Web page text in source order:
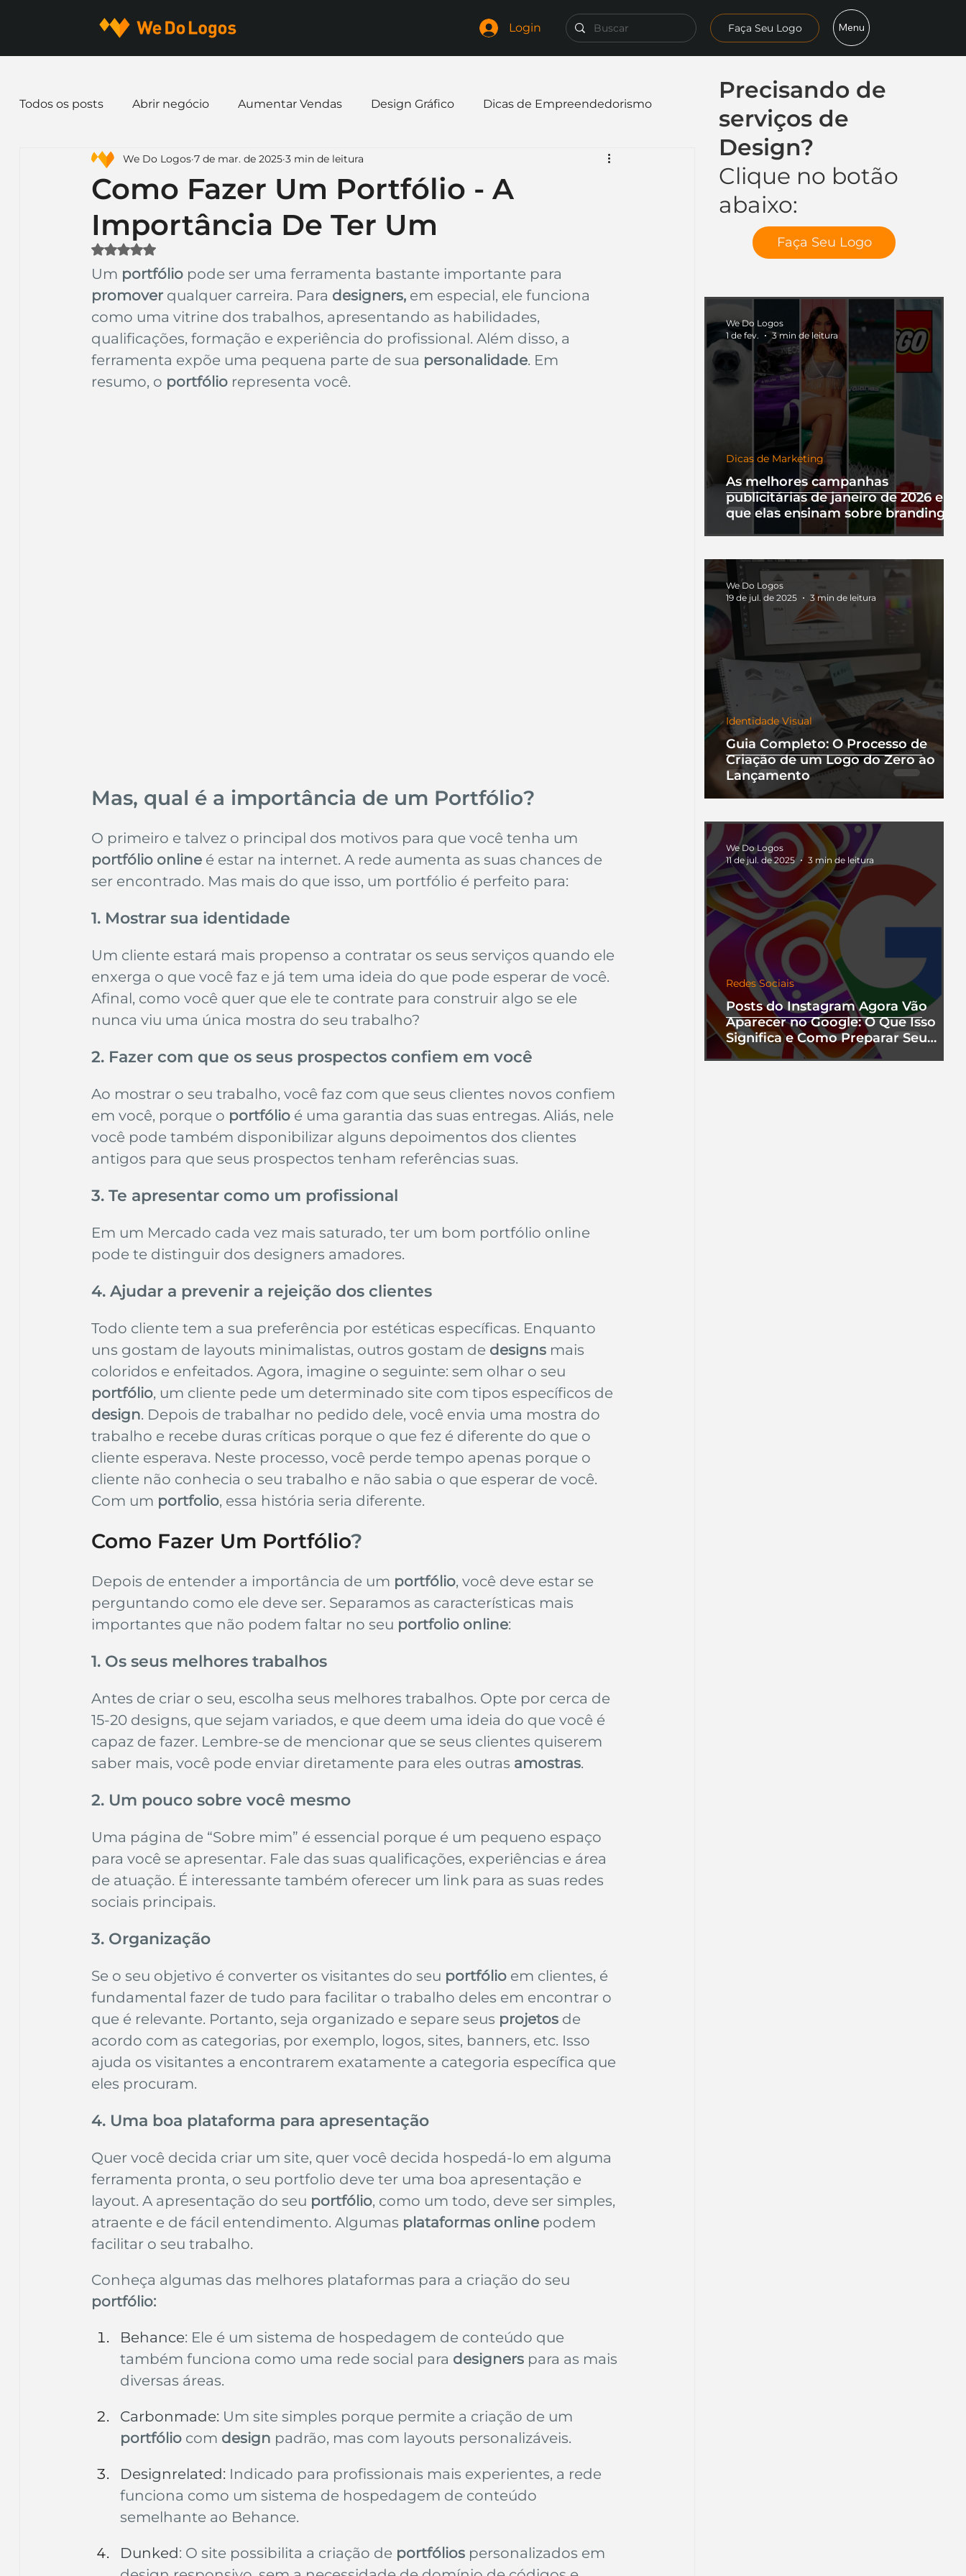
Login Faça Seu Logo Menu
Precisando de
serviços de
Design?
Clique no botão
abaixo:
Faça Seu Logo
As melhores campanhas
publicitárias de janeiro de 2026 e o
que elas ensinam sobre branding
Dicas de Marketing
We Do Logos
1 de fev.
3 min de leitura
Guia Completo: O Processo de
Criação de um Logo do Zero ao
Lançamento
Identidade Visual
We Do Logos
19 de jul. de 2025
3 min de leitura
Posts do Instagram Agora Vão
Aparecer no Google: O Que Isso
Significa e Como Preparar Seu
Perfil
Redes Sociais
We Do Logos
11 de jul. de 2025
3 min de leitura
Todos os posts Abrir negócio Aumentar Vendas Design Gráfico Dicas de Empreendedorismo
Dicas de Marketing Email marketing Expandir negócio
Identidade Visual Marca Nome para Empresa Logo
Ferramentas Mascotes Slogan Papelaria Curiosidades Frases Logotipo
Inteligência Artificial Embalagens nome de empresa Branding
Como Fazer Um Portfólio - A
Importância De Ter Um
We Do Logos 7 de mar. de 2025 3 min de leitura
Avaliado com NaN de 5 estrelas.
Um portfólio pode ser uma ferramenta bastante importante para
promover qualquer carreira. Para designers, em especial, ele funciona
como uma vitrine dos trabalhos, apresentando as habilidades,
qualificações, formação e experiência do profissional. Além disso, a
ferramenta expõe uma pequena parte de sua personalidade. Em
resumo, o portfólio representa você.
Mas, qual é a importância de um Portfólio?
O primeiro e talvez o principal dos motivos para que você tenha um
portfólio online é estar na internet. A rede aumenta as suas chances de
ser encontrado. Mas mais do que isso, um portfólio é perfeito para:
1. Mostrar sua identidade
Um cliente estará mais propenso a contratar os seus serviços quando ele
enxerga o que você faz e já tem uma ideia do que pode esperar de você.
Afinal, como você quer que ele te contrate para construir algo se ele
nunca viu uma única mostra do seu trabalho?
2. Fazer com que os seus prospectos confiem em você
Ao mostrar o seu trabalho, você faz com que seus clientes novos confiem
em você, porque o portfólio é uma garantia das suas entregas. Aliás, nele
você pode também disponibilizar alguns depoimentos dos clientes
antigos para que seus prospectos tenham referências suas.
3. Te apresentar como um profissional
Em um Mercado cada vez mais saturado, ter um bom portfólio online
pode te distinguir dos designers amadores.
4. Ajudar a prevenir a rejeição dos clientes
Todo cliente tem a sua preferência por estéticas específicas. Enquanto
uns gostam de layouts minimalistas, outros gostam de designs mais
coloridos e enfeitados. Agora, imagine o seguinte: sem olhar o seu
portfólio, um cliente pede um determinado site com tipos específicos de
design. Depois de trabalhar no pedido dele, você envia uma mostra do
trabalho e recebe duras críticas porque o que fez é diferente do que o
cliente esperava. Neste processo, você perde tempo apenas porque o
cliente não conhecia o seu trabalho e não sabia o que esperar de você.
Com um portfolio, essa história seria diferente.
Como Fazer Um Portfólio?
Depois de entender a importância de um portfólio, você deve estar se
perguntando como ele deve ser. Separamos as características mais
importantes que não podem faltar no seu portfolio online:
1. Os seus melhores trabalhos
Antes de criar o seu, escolha seus melhores trabalhos. Opte por cerca de
15-20 designs, que sejam variados, e que deem uma ideia do que você é
capaz de fazer. Lembre-se de mencionar que se seus clientes quiserem
saber mais, você pode enviar diretamente para eles outras amostras.
2. Um pouco sobre você mesmo
Uma página de “Sobre mim” é essencial porque é um pequeno espaço
para você se apresentar. Fale das suas qualificações, experiências e área
de atuação. É interessante também oferecer um link para as suas redes
sociais principais.
3. Organização
Se o seu objetivo é converter os visitantes do seu portfólio em clientes, é
fundamental fazer de tudo para facilitar o trabalho deles em encontrar o
que é relevante. Portanto, seja organizado e separe seus projetos de
acordo com as categorias, por exemplo, logos, sites, banners, etc. Isso
ajuda os visitantes a encontrarem exatamente a categoria específica que
eles procuram.
4. Uma boa plataforma para apresentação
Quer você decida criar um site, quer você decida hospedá-lo em alguma
ferramenta pronta, o seu portfolio deve ter uma boa apresentação e
layout. A apresentação do seu portfólio, como um todo, deve ser simples,
atraente e de fácil entendimento. Algumas plataformas online podem
facilitar o seu trabalho.
Conheça algumas das melhores plataformas para a criação do seu
portfólio:
Behance: Ele é um sistema de hospedagem de conteúdo que
também funciona como uma rede social para designers para as mais
diversas áreas.
Carbonmade: Um site simples porque permite a criação de um
portfólio com design padrão, mas com layouts personalizáveis.
Designrelated: Indicado para profissionais mais experientes, a rede
funciona como um sistema de hospedagem de conteúdo
semelhante ao Behance.
Dunked: O site possibilita a criação de portfólios personalizados em